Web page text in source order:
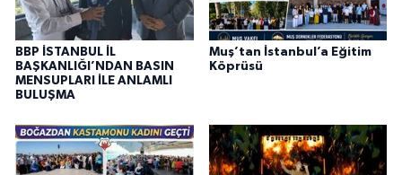
BBP İSTANBUL İL
BAŞKANLIĞI’NDAN BASIN
MENSUPLARI İLE ANLAMLI
BULUŞMA
Muş’tan İstanbul’a Eğitim
Köprüsü